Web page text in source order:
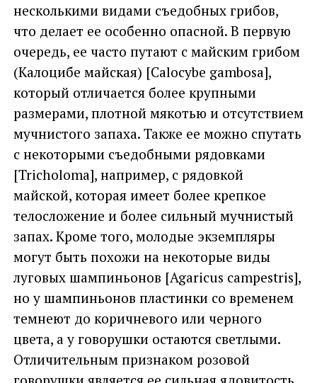
несколькими видами съедобных грибов,
что делает ее особенно опасной. В первую
очередь, ее часто путают с майским грибом
(Калоцибе майская) [Calocybe gambosa],
который отличается более крупными
размерами, плотной мякотью и отсутствием
мучнистого запаха. Также ее можно спутать
с некоторыми съедобными рядовками
[Tricholoma], например, с рядовкой
майской, которая имеет более крепкое
телосложение и более сильный мучнистый
запах. Кроме того, молодые экземпляры
могут быть похожи на некоторые виды
луговых шампиньонов [Agaricus campestris],
но у шампиньонов пластинки со временем
темнеют до коричневого или черного
цвета, а у говорушки остаются светлыми.
Отличительным признаком розовой